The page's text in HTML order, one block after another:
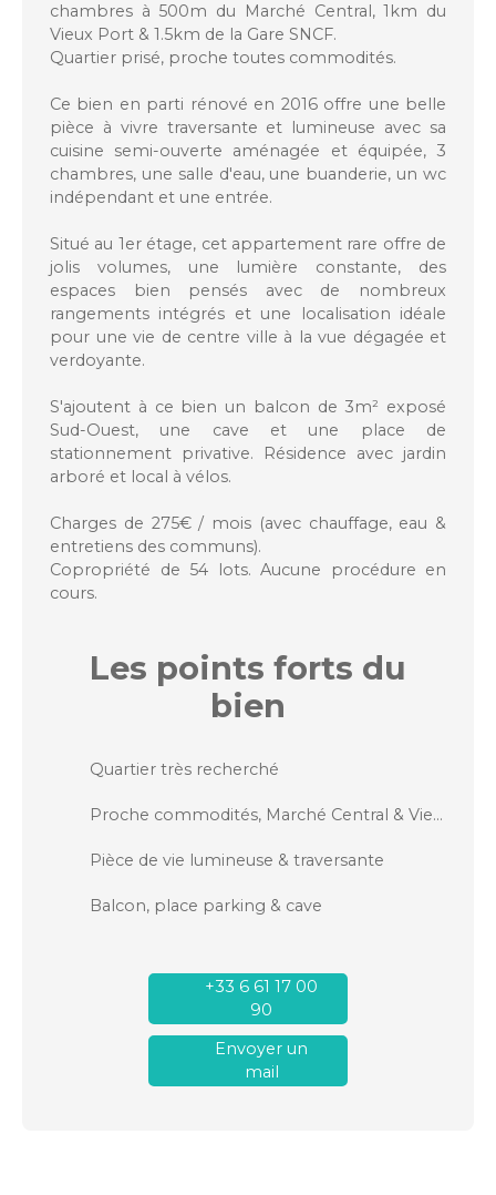
chambres à 500m du Marché Central, 1km du
Vieux Port & 1.5km de la Gare SNCF.
Quartier prisé, proche toutes commodités.
Ce bien en parti rénové en 2016 offre une belle
pièce à vivre traversante et lumineuse avec sa
cuisine semi-ouverte aménagée et équipée, 3
chambres, une salle d'eau, une buanderie, un wc
indépendant et une entrée.
Situé au 1er étage, cet appartement rare offre de
jolis volumes, une lumière constante, des
espaces bien pensés avec de nombreux
rangements intégrés et une localisation idéale
pour une vie de centre ville à la vue dégagée et
verdoyante.
S'ajoutent à ce bien un balcon de 3m² exposé
Sud-Ouest, une cave et une place de
stationnement privative. Résidence avec jardin
arboré et local à vélos.
Charges de 275€ / mois (avec chauffage, eau &
entretiens des communs).
Copropriété de 54 lots. Aucune procédure en
cours.
Les points forts du
bien
Quartier très recherché
Proche commodités, Marché Central & Vieux Port
Pièce de vie lumineuse & traversante
Balcon, place parking & cave
+33 6 61 17 00
90
Envoyer un
mail